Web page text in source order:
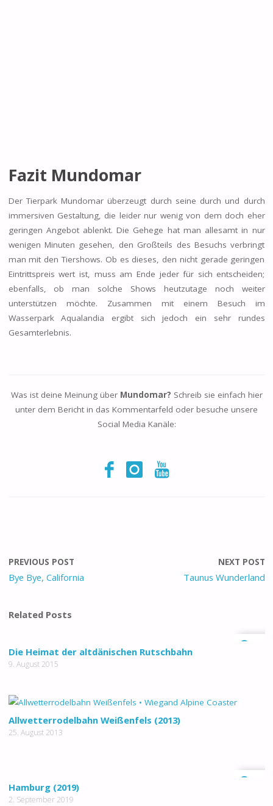
Fazit Mundomar
Der Tierpark Mundomar überzeugt durch seine durch und durch
immersiven Gestaltung, die leider nur wenig von dem doch eher
geringen Angebot ablenkt. Die Gehege hat man allesamt in nur
wenigen Minuten gesehen, den Großteils des Besuchs verbringt
man mit den Tiershows. Ob es dieses, den nicht gerade geringen
Eintrittspreis wert ist, muss am Ende jeder für sich entscheiden;
ebenfalls, ob man solche Shows heutzutage noch weiter
unterstützen möchte. Zusammen mit einem Besuch im
Wasserpark Aqualandia ergibt sich jedoch ein sehr rundes
Gesamterlebnis.
Was ist deine Meinung überMundomar? Schreib sie einfach hier
unter dem Bericht in das Kommentarfeld oder besuche unsere
Social Media Kanäle:
PREVIOUS POST
Bye Bye, California
NEXT POST
Taunus Wunderland
Related Posts
Die Heimat der altdänischen Rutschbahn
9. August 2015
Allwetterrodelbahn Weißenfels (2013)
25. August 2013
Hamburg (2019)
2. September 2019